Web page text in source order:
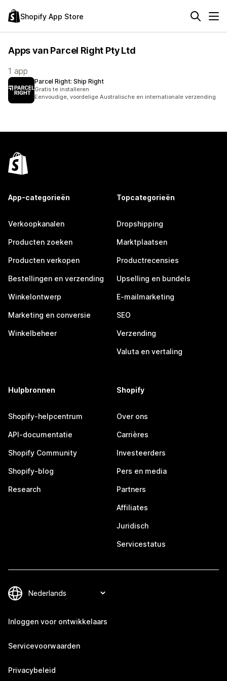
Shopify App Store
Apps van Parcel Right Pty Ltd
1 app
Parcel Right: Ship Right
Gratis te installeren
Eenvoudige, voordelige Australische en internationale verzending
App-categorieën
Verkoopkanalen
Producten zoeken
Producten verkopen
Bestellingen en verzending
Winkelontwerp
Marketing en conversie
Winkelbeheer
Topcategorieën
Dropshipping
Marktplaatsen
Productrecensies
Upselling en bundels
E-mailmarketing
SEO
Verzending
Valuta en vertaling
Hulpbronnen
Shopify-helpcentrum
API-documentatie
Shopify Community
Shopify-blog
Research
Shopify
Over ons
Carrières
Investeerders
Pers en media
Partners
Affiliates
Juridisch
Servicestatus
Inloggen voor ontwikkelaars
Servicevoorwaarden
Privacybeleid